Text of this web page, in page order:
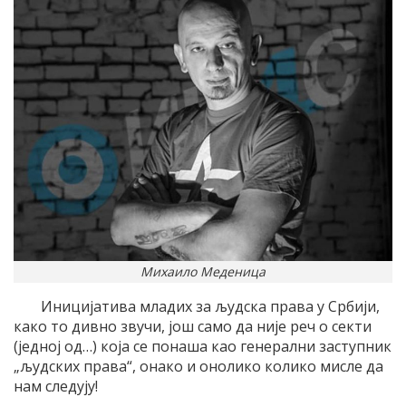
Михаило Меденица
Иницијатива младих за људска права у Србији,
како то дивно звучи, још само да није реч о секти
(једној од…) која се понаша као генерални заступник
„људских права“, онако и онолико колико мисле да
нам следују!